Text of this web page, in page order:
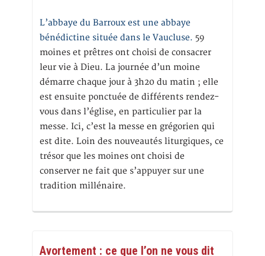
L’abbaye du Barroux est une abbaye
bénédictine située dans le Vaucluse. 59
moines et prêtres ont choisi de consacrer
leur vie à Dieu. La journée d’un moine
démarre chaque jour à 3h20 du matin ; elle
est ensuite ponctuée de différents rendez-
vous dans l’église, en particulier par la
messe. Ici, c’est la messe en grégorien qui
est dite. Loin des nouveautés liturgiques, ce
trésor que les moines ont choisi de
conserver ne fait que s’appuyer sur une
tradition millénaire.
Avortement : ce que l’on ne vous dit